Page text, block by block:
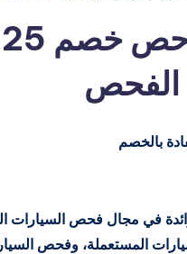
بالخصم
في مجال فحص السيارات
المستعملة، وفحص